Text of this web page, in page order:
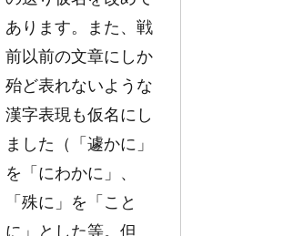
あります。また、戦
前以前の文章にしか
殆ど表れないような
漢字表現も仮名にし
ました（「遽かに」
を「にわかに」、
「殊に」を「こと
に」とした等。但